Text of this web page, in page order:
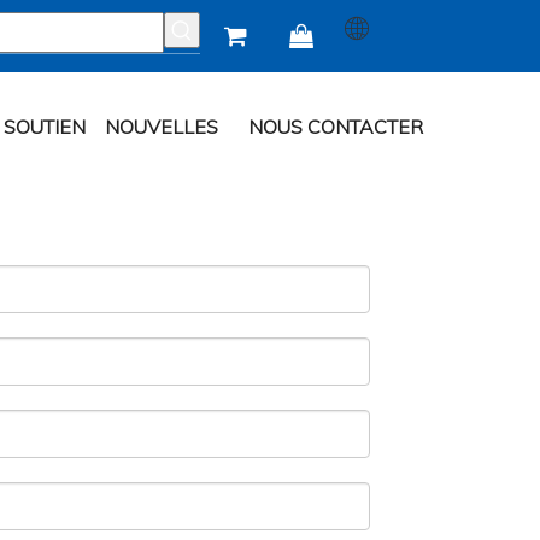
 
SOUTIEN NOUVELLES NOUS CONTACTER